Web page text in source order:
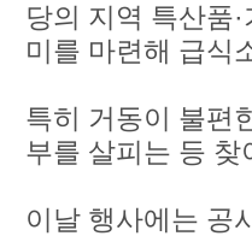
당의 지역 특산품
미를 마련해 급식
특히 거동이 불편
부를 살피는 등
이날 행사에는 공